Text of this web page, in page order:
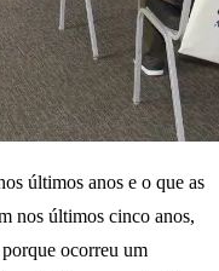
últimos anos e o que as
nos últimos cinco anos,
ocorreu um